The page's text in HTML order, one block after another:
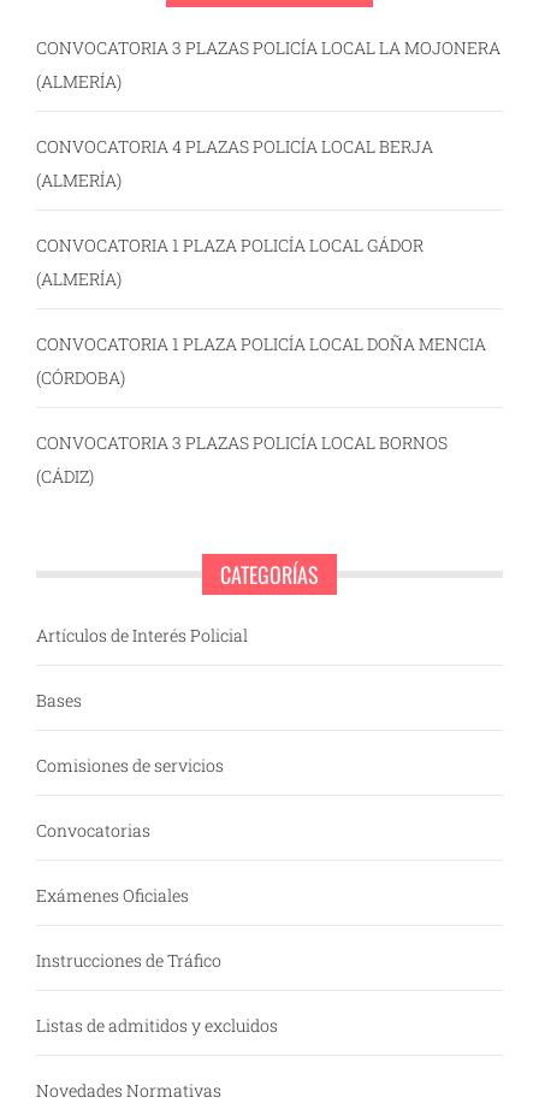
CONVOCATORIA 3 PLAZAS POLICÍA LOCAL LA MOJONERA
(ALMERÍA)
CONVOCATORIA 4 PLAZAS POLICÍA LOCAL BERJA
(ALMERÍA)
CONVOCATORIA 1 PLAZA POLICÍA LOCAL GÁDOR
(ALMERÍA)
CONVOCATORIA 1 PLAZA POLICÍA LOCAL DOÑA MENCIA
(CÓRDOBA)
CONVOCATORIA 3 PLAZAS POLICÍA LOCAL BORNOS
(CÁDIZ)
CATEGORÍAS
Artículos de Interés Policial
Bases
Comisiones de servicios
Convocatorias
Exámenes Oficiales
Instrucciones de Tráfico
Listas de admitidos y excluidos
Novedades Normativas